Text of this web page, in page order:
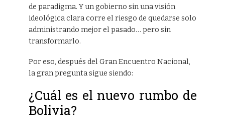
de paradigma. Y un gobierno sin una visión
ideológica clara corre el riesgo de quedarse solo
administrando mejor el pasado… pero sin
transformarlo.
Por eso, después del Gran Encuentro Nacional,
la gran pregunta sigue siendo:
¿Cuál es el nuevo rumbo de
Bolivia?